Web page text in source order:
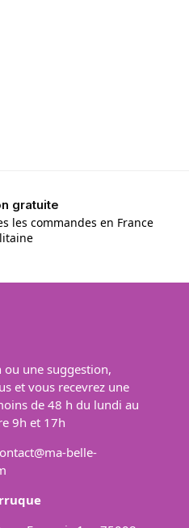
gratuite
les commandes en France
ou une suggestion,
et vous recevrez une
de 48 h du lundi au
9h et 17h
belle-